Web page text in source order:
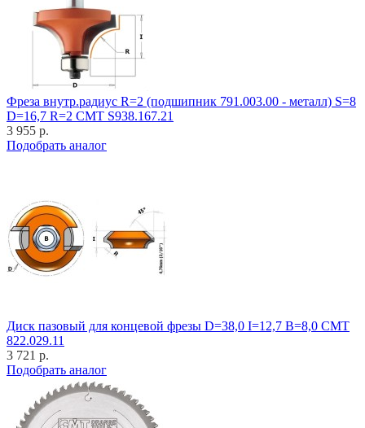
Фреза внутр.радиус R=2 (подшипник 791.003.00 - металл) S=8
D=16,7 R=2 CMT S938.167.21
3 955 р.
Подобрать аналог
Диск пазовый для концевой фрезы D=38,0 I=12,7 B=8,0 CMT
822.029.11
3 721 р.
Подобрать аналог